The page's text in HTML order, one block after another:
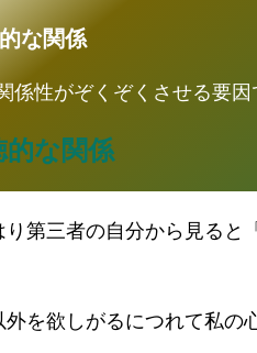
な関係
係性がぞくぞくさせる要因
的な関係
第三者の自分から見る
を欲しがるにつれて私